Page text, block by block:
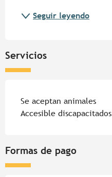
Seguir leyendo
Servicios
Se aceptan animales
Accesible discapacitados
Formas de pago